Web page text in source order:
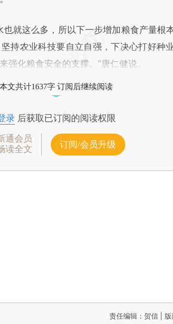
就这么多，所以下一步增加粮食产量根
持农业科技要自立自强，下决心打好种
强化粮食安全的支撑。”唐仁健说。
本文共计1637字 订阅后继续阅读
录后获取已订阅的阅读权限
通会员
读全文
订阅/会员升级
责任编辑：贺信 |